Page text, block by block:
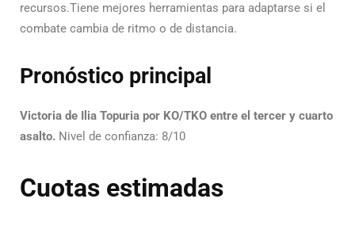
recursos.Tiene mejores herramientas para adaptarse si el
combate cambia de ritmo o de distancia.
Pronóstico principal
Victoria de Ilia Topuria por KO/TKO entre el tercer y cuarto
asalto. Nivel de confianza: 8/10
Cuotas estimadas